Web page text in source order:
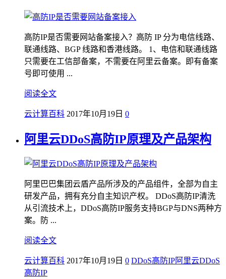
高防IP是否需要网站备案接入？高防 IP 分为电信线路、
联通线路、BGP 线路和香港线路。 1、电信和联通线路
只需要在工信部备案，不需要在阿里云备案。即有备案
号即可使用 ...
阅读全文
云计算百科 2017年10月19日 0
阿里云DDoS高防IP原理及产品架构
阿里巴巴集团云盾产品所涉及的产品组件，全部为自主
研发产品，拥有充分自主知识产权。 DDoS高防IP清洗
从引流技术上，DDoS高防IP服务支持BGP与DNS两种方
案。防 ...
阅读全文
云计算百科 2017年10月19日 0 DDoS高防IP阿里云DDoS
高防IP